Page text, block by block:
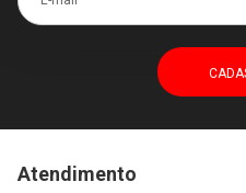
Atendimento